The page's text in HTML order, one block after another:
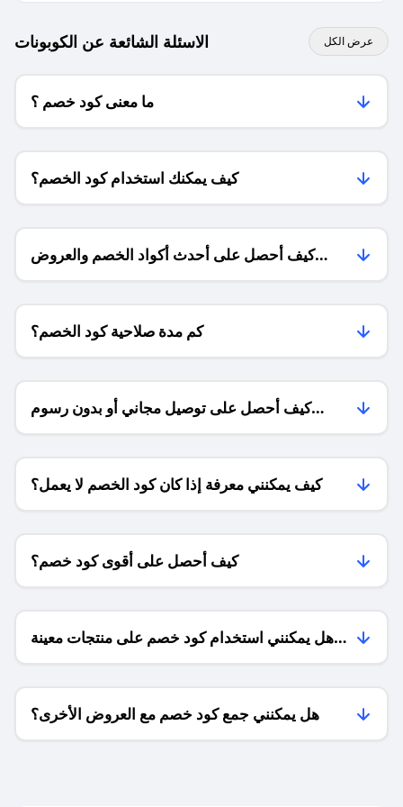
الاسئلة الشائعة عن الكوبونات عرض الكل
ما معنى كود خصم ؟
كيف يمكنك استخدام كود الخصم؟
كيف أحصل على أحدث أكواد الخصم والعروض
للمتاجر؟
كم مدة صلاحية كود الخصم؟
كيف أحصل على توصيل مجاني أو بدون رسوم
الشحن ؟
كيف يمكنني معرفة إذا كان كود الخصم لا يعمل؟
كيف أحصل على أقوى كود خصم؟
هل يمكنني استخدام كود خصم على منتجات معينة
فقط؟
هل يمكنني جمع كود خصم مع العروض الأخرى؟